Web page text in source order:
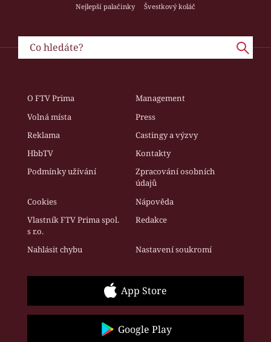
Nejlepší palačinky
Švestkový koláč
O FTV Prima
Management
Volná místa
Press
Reklama
Castingy a výzvy
HbbTV
Kontakty
Podmínky užívání
Zpracování osobních
údajů
Cookies
Nápověda
Vlastník FTV Prima spol.
s r.o.
Redakce
Nahlásit chybu Nastavení soukromí
App Store
Google Play